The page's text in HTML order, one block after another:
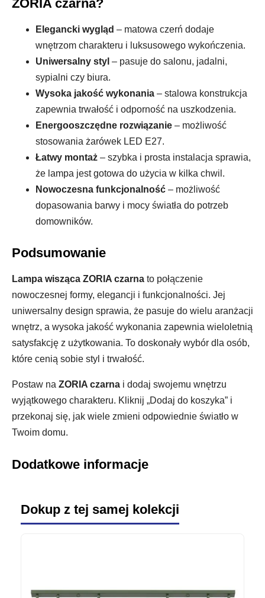
ZORIA czarna?
Elegancki wygląd – matowa czerń dodaje
wnętrzom charakteru i luksusowego wykończenia.
Uniwersalny styl – pasuje do salonu, jadalni,
sypialni czy biura.
Wysoka jakość wykonania – stalowa konstrukcja
zapewnia trwałość i odporność na uszkodzenia.
Energooszczędne rozwiązanie – możliwość
stosowania żarówek LED E27.
Łatwy montaż – szybka i prosta instalacja sprawia,
że lampa jest gotowa do użycia w kilka chwil.
Nowoczesna funkcjonalność – możliwość
dopasowania barwy i mocy światła do potrzeb
domowników.
Podsumowanie
Lampa wisząca ZORIA czarna to połączenie
nowoczesnej formy, elegancji i funkcjonalności. Jej
uniwersalny design sprawia, że pasuje do wielu aranżacji
wnętrz, a wysoka jakość wykonania zapewnia wieloletnią
satysfakcję z użytkowania. To doskonały wybór dla osób,
które cenią sobie styl i trwałość.
Postaw na ZORIA czarna i dodaj swojemu wnętrzu
wyjątkowego charakteru. Kliknij „Dodaj do koszyka” i
przekonaj się, jak wiele zmieni odpowiednie światło w
Twoim domu.
Dodatkowe informacje
Dokup z tej samej kolekcji